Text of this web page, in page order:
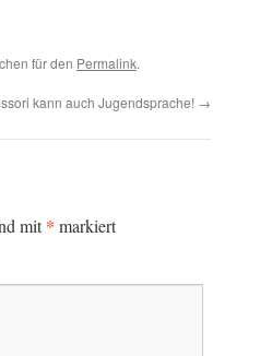
für den Permalink.
kann auch Jugendsprache! →
mit* markiert